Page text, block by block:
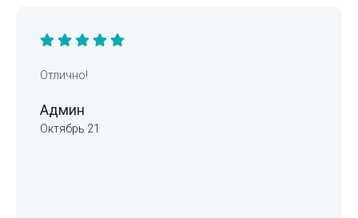
Отлично!
Админ
Октябрь 21